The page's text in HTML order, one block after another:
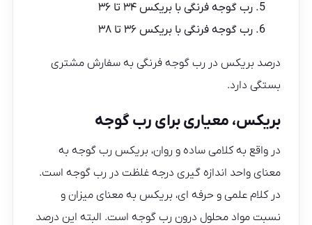
رب گوجه فرنگی با بریکس ۳۴ تا ۳۶
رب گوجه فرنگی با بریکس ۳۶ تا ۳۸
درصد بریکس در رب گوجه فرنگی به سفارش مشتری
بستگی دارد.
بریکس، معیاری برای رب گوجه
در واقع به کلامی ساده و روان، بریکس رب گوجه به
معنای واحد اندازه گیری درجه غلظت در رب گوجه است.
در کلام علمی و حرفه ای، بریکس به معنای میزان و
نسبت مواد محلول درون رب گوجه است. البته این درصد